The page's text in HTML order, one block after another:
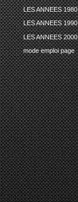
LES ANNEES 1980
LES ANNEES 1990
LES ANNEES 2000
mode emploi page